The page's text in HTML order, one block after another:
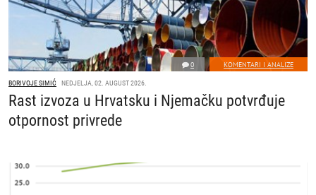
0 KOMENTARI I ANALIZE
BORIVOJE SIMIĆ NEDJELJA, 02. AUGUST 2026.
Rast izvoza u Hrvatsku i Njemačku potvrđuje
otpornost privrede